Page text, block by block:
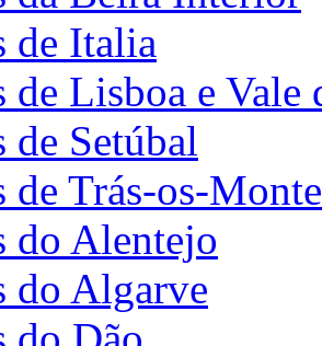
de Italia
de Lisboa e Vale
de Setúbal
de Trás-os-
do Alentejo
do Algarve